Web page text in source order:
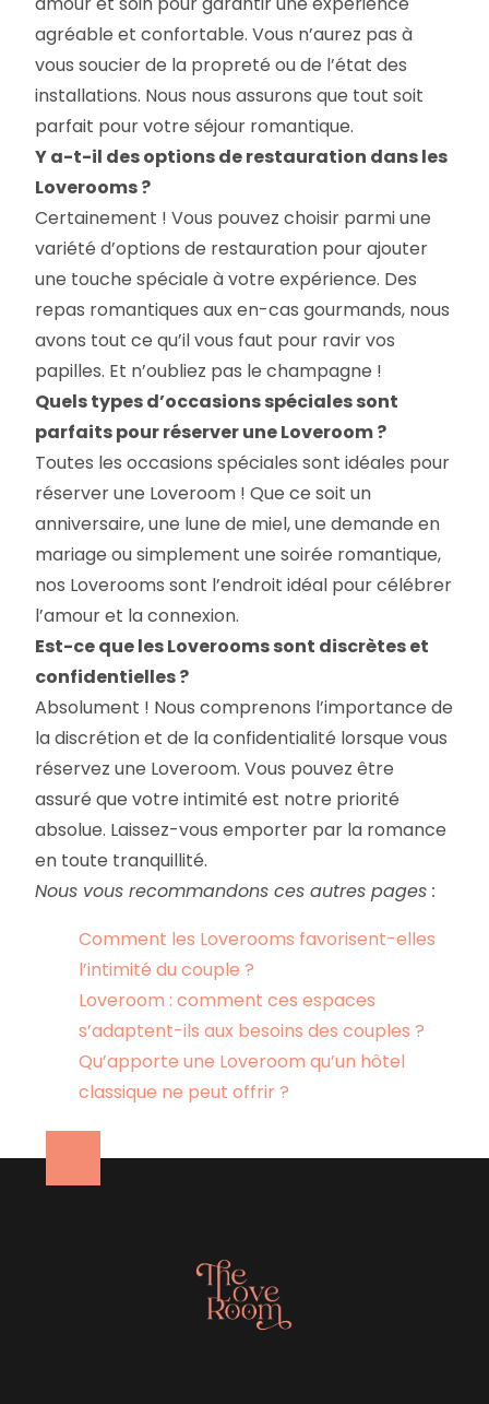
agréable et confortable. Vous n’aurez pas à
vous soucier de la propreté ou de l’état des
installations. Nous nous assurons que tout soit
parfait pour votre séjour romantique.
Y a-t-il des options de restauration dans les
Loverooms ?
Certainement ! Vous pouvez choisir parmi une
variété d’options de restauration pour ajouter
une touche spéciale à votre expérience. Des
repas romantiques aux en-cas gourmands, nous
avons tout ce qu’il vous faut pour ravir vos
papilles. Et n’oubliez pas le champagne !
Quels types d’occasions spéciales sont
parfaits pour réserver une Loveroom ?
Toutes les occasions spéciales sont idéales pour
réserver une Loveroom ! Que ce soit un
anniversaire, une lune de miel, une demande en
mariage ou simplement une soirée romantique,
nos Loverooms sont l’endroit idéal pour célébrer
l’amour et la connexion.
Est-ce que les Loverooms sont discrètes et
confidentielles ?
Absolument ! Nous comprenons l’importance de
la discrétion et de la confidentialité lorsque vous
réservez une Loveroom. Vous pouvez être
assuré que votre intimité est notre priorité
absolue. Laissez-vous emporter par la romance
en toute tranquillité.
Nous vous recommandons ces autres pages :
Comment les Loverooms favorisent-elles
l’intimité du couple ?
Loveroom : comment ces espaces
s’adaptent-ils aux besoins des couples ?
Qu’apporte une Loveroom qu’un hôtel
classique ne peut offrir ?